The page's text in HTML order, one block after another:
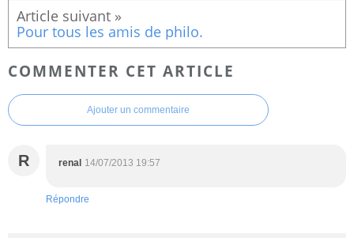
Pour tous les amis de philo.
COMMENTER CET ARTICLE
Ajouter un commentaire
R renal 14/07/2013 19:57
Répondre